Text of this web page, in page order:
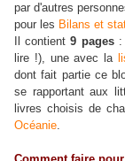
par d'autres
pour les Bilans et
Il contient9 pages:
lire !), une avec la
dont fait partie ce
se rapportant aux
livres choisis de
Océanie.